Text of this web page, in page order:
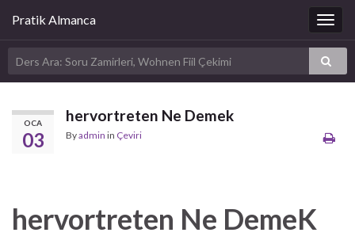
Pratik Almanca
OCA
03
hervortreten Ne Demek
Byadmin in Çeviri
hervortreten Ne DemeK